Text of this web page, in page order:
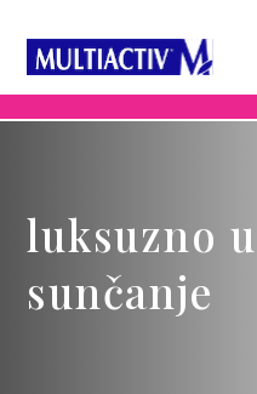
luksuzno
sunčanje